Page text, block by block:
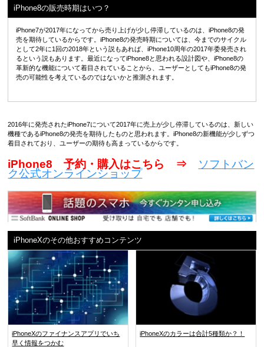
iPhone8の販売時期はいつ？
iPhone7が2017年になってから売り上げが少し停滞しているのは、iPhone8の発
売を期待しているからです。iPhone8の発売時期については、今までのサイクル
として2年に1回の2018年という説もあれば、iPhone10周年の2017年委発売され
るという説もあります。最近になってiPhone8と思われる設計図や、iPhone8の
革新的な機能について着目されていることから、ユーザーとしてもiPhone8の発
売の可能性を考えているのではないかと推測されます。
2016年に発売されたiPhone7について2017年に売上が少し停滞しているのは、新しい
機種であるiPhone8の発売を期待したものと思われます。iPhone8の新機能が少しずつ
着目されており、ユーザーの期待も高まっているからです。
iPhone8 予約・購入はこちら ⇒ ソフトバン
ク公式オンラインショップ
iPhoneXのその他おすすめコンテンツ
iPhoneXのファイナンスアプリでいち
早く情報をつかむ
iPhoneXのカラーは合計5種類か？！